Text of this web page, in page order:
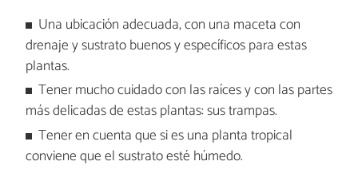
Una ubicación adecuada, con una maceta con
drenaje y sustrato buenos y específicos para estas
plantas.
Tener mucho cuidado con las raíces y con las partes
más delicadas de estas plantas: sus trampas.
Tener en cuenta que si es una planta tropical
conviene que el sustrato esté húmedo.